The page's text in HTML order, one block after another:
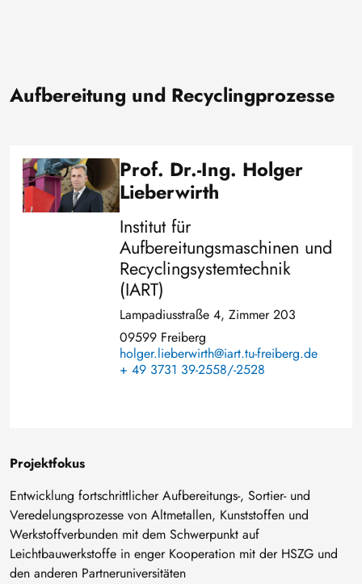
Aufbereitung und Recyclingprozesse
Bild
Prof. Dr.-Ing. Holger
Lieberwirth
Institut für
Aufbereitungsmaschinen und
Recyclingsystemtechnik
(IART)
Lampadiusstraße 4, Zimmer 203
09599 Freiberg
holger.lieberwirth@iart.tu-freiberg.de
+ 49 3731 39-2558/-2528
Projektfokus
Entwicklung fortschrittlicher Aufbereitungs-, Sortier- und
Veredelungsprozesse von Altmetallen, Kunststoffen und
Werkstoffverbunden mit dem Schwerpunkt auf
Leichtbauwerkstoffe in enger Kooperation mit der HSZG und
den anderen Partneruniversitäten